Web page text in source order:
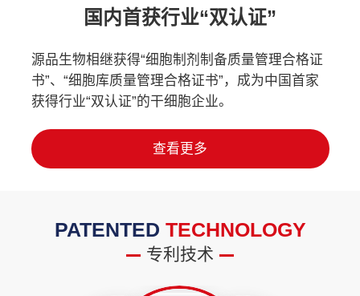
国内首获行业“双认证”
源品生物相继获得“细胞制剂制备质量管理合格证
书”、“细胞库质量管理合格证书”，成为中国首家
获得行业“双认证”的干细胞企业。
查看更多
PATENTED TECHNOLOGY
专利技术